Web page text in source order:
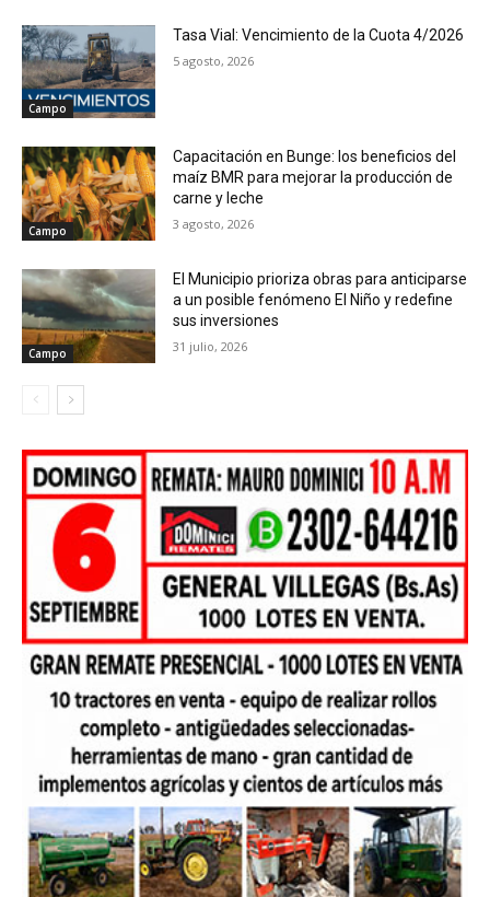
Campo
Tasa Vial: Vencimiento de la Cuota 4/2026
5 agosto, 2026
Campo
Capacitación en Bunge: los beneficios del
maíz BMR para mejorar la producción de
carne y leche
3 agosto, 2026
Campo
El Municipio prioriza obras para anticiparse
a un posible fenómeno El Niño y redefine
sus inversiones
31 julio, 2026